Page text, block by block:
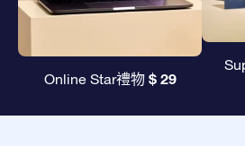
Online Star禮物 $ 29